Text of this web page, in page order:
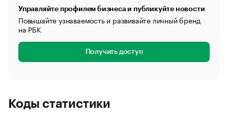
Управляйте профилем бизнеса и публикуйте новости
Повышайте узнаваемость и развивайте личный бренд
на РБК
Получить доступ
Коды статистики